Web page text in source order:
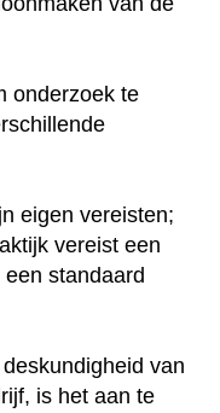
onderzoek te
eigen vereisten;
vereist een
standaard
van
is het aan te